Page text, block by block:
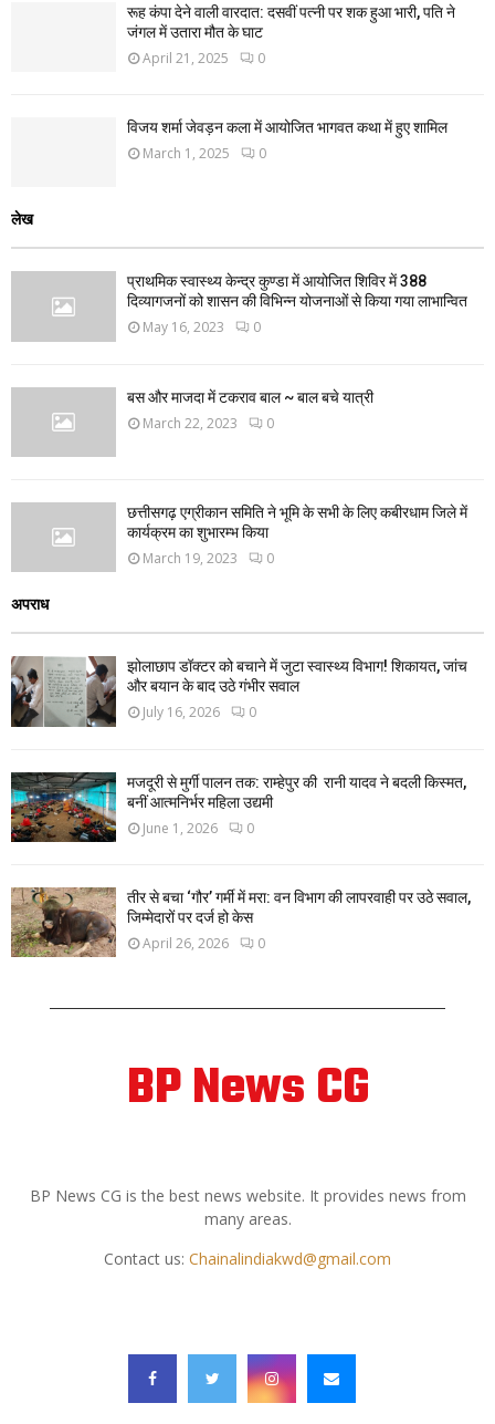
रूह कंपा देने वाली वारदात: दसवीं पत्नी पर शक हुआ भारी, पति ने
जंगल में उतारा मौत के घाट
April 21, 2025 0
विजय शर्मा जेवड़न कला में आयोजित भागवत कथा में हुए शामिल
March 1, 2025 0
लेख
प्राथमिक स्वास्थ्य केन्द्र कुण्डा में आयोजित शिविर में 388
दिव्यागजनों को शासन की विभिन्न योजनाओं से किया गया लाभान्वित
May 16, 2023 0
बस और माजदा में टकराव बाल ~ बाल बचे यात्री
March 22, 2023 0
छत्तीसगढ़ एग्रीकान समिति ने भूमि के सभी के लिए कबीरधाम जिले में
कार्यक्रम का शुभारम्भ किया
March 19, 2023 0
अपराध
झोलाछाप डॉक्टर को बचाने में जुटा स्वास्थ्य विभाग! शिकायत, जांच
और बयान के बाद उठे गंभीर सवाल
July 16, 2026 0
मजदूरी से मुर्गी पालन तक: राम्हेपुर की रानी यादव ने बदली किस्मत,
बनीं आत्मनिर्भर महिला उद्यमी
June 1, 2026 0
तीर से बचा ‘गौर’ गर्मी में मरा: वन विभाग की लापरवाही पर उठे सवाल,
जिम्मेदारों पर दर्ज हो केस
April 26, 2026 0
BP News CG
BP News CG is the best news website. It provides news from
many areas.
Contact us: Chainalindiakwd@gmail.com